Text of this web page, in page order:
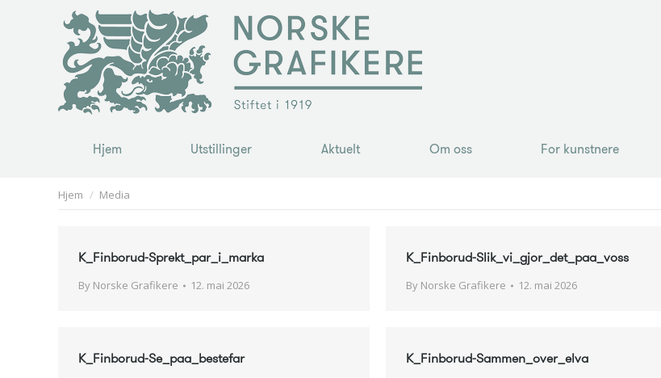
Hjem Utstillinger Aktuelt Om oss For kunstnere
You are here:
Hjem Media
K_Finborud-Sprekt_par_i_marka
By Norske Grafikere 12. mai 2026
K_Finborud-Slik_vi_gjor_det_paa_voss
By Norske Grafikere 12. mai 2026
K_Finborud-Se_paa_bestefar K_Finborud-Sammen_over_elva
Hjem Utstillinger Aktuelt